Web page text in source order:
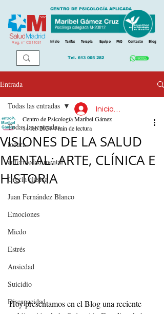
Reg. nº CS11031
CENTRO DE PSICOLOGÍA APLICADA
Inicio Tarifas Terapia Equipo FAQ Contacto Blog
Tel. 613 005 282
Entrada
Todas las entradas
locura
enfermedad mental
Grecia clásica
Juan Fernández Blanco
Emociones
Miedo
Estrés
Ansiedad
Suicidio
Discapacidad
Todas las entradas
VISIONES DE LA SALUD
MENTAL: ARTE, CLÍNICA E
HISTORIA
Centro de Psicología Maribel Gámez
14 feb 20244 min de lectura
Hoy presentamos en el Blog una reciente
Iniciar sesión